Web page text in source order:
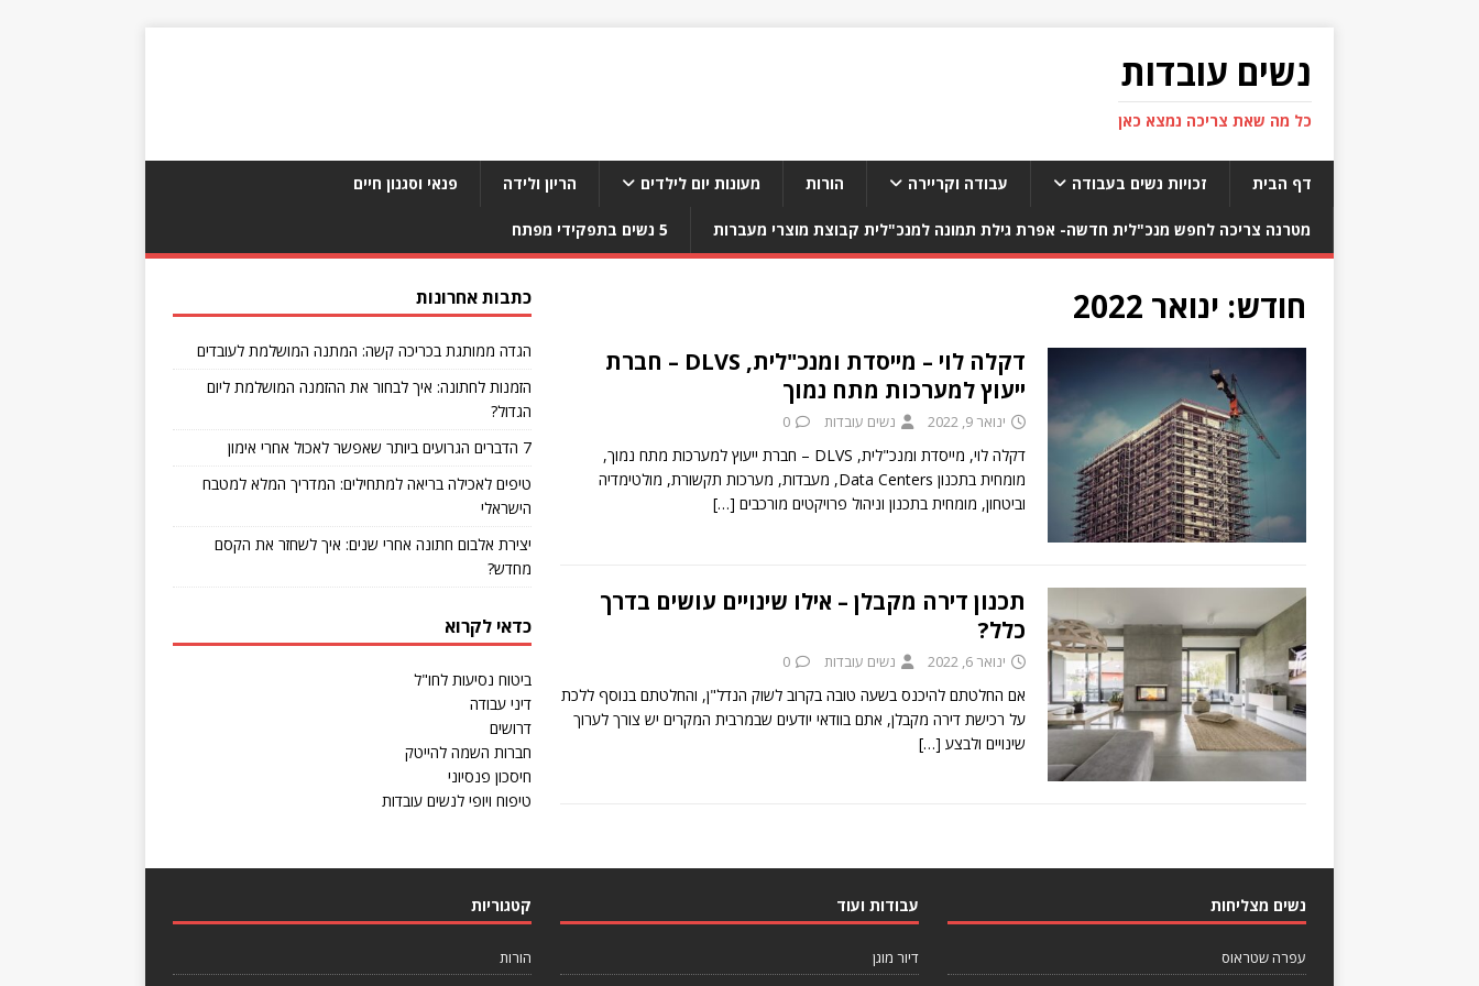
נשים עובדות
כל מה שאת צריכה נמצא כאן
דף הבית זכויות נשים בעבודה עבודה וקריירה הורות מעונות יום לילדים הריון ולידה פנאי וסגנון חיים
מטרנה צריכה לחפש מנכ"לית חדשה- אפרת גילת תמונה למנכ"לית קבוצת מוצרי מעברות 5 נשים בתפקידי מפתח
חודש: ינואר 2022
דקלה לוי – מייסדת ומנכ"לית, DLVS – חברת
ייעוץ למערכות מתח נמוך
ינואר 9, 2022 נשים עובדות 0
דקלה לוי, מייסדת ומנכ"לית, DLVS – חברת ייעוץ למערכות מתח נמוך,
מומחית בתכנון Data Centers, מעבדות, מערכות תקשורת, מולטימדיה
וביטחון, מומחית בתכנון וניהול פרויקטים מורכבים […]
תכנון דירה מקבלן – אילו שינויים עושים בדרך
כלל?
ינואר 6, 2022 נשים עובדות 0
אם החלטתם להיכנס בשעה טובה בקרוב לשוק הנדל"ן, והחלטתם בנוסף ללכת
על רכישת דירה מקבלן, אתם בוודאי יודעים שבמרבית המקרים יש צורך לערוך
שינויים ולבצע […]
כתבות אחרונות
הגדה ממותגת בכריכה קשה: המתנה המושלמת לעובדים
הזמנות לחתונה: איך לבחור את ההזמנה המושלמת ליום
הגדול?
7 הדברים הגרועים ביותר שאפשר לאכול אחרי אימון
טיפים לאכילה בריאה למתחילים: המדריך המלא למטבח
הישראלי
יצירת אלבום חתונה אחרי שנים: איך לשחזר את הקסם
מחדש?
כדאי לקרוא
ביטוח נסיעות לחו"ל
דיני עבודה
דרושים
חברות השמה להייטק
חיסכון פנסיוני
טיפוח ויופי לנשים עובדות
נשים מצליחות
עפרה שטראוס
עבודות ועוד
דיור מוגן
קטגוריות
הורות